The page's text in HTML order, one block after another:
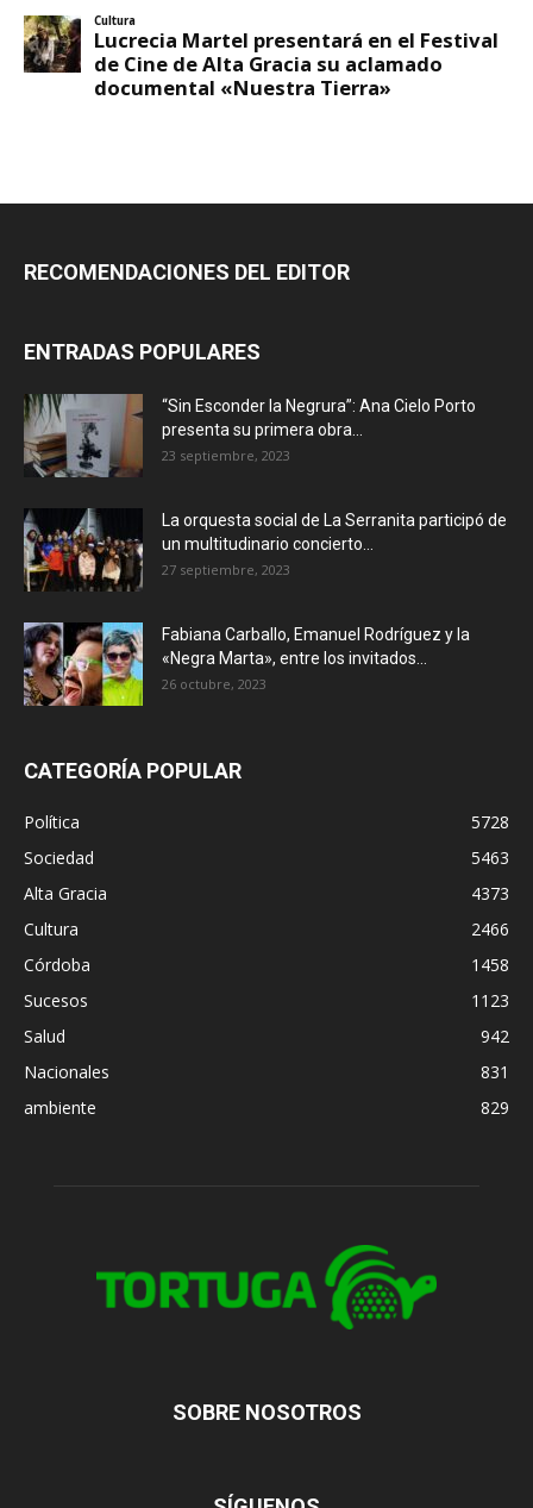
RECOMENDACIONES DEL EDITOR
ENTRADAS POPULARES
“Sin Esconder la Negrura”: Ana Cielo Porto
presenta su primera obra...
23 septiembre, 2023
La orquesta social de La Serranita participó de
un multitudinario concierto...
27 septiembre, 2023
Fabiana Carballo, Emanuel Rodríguez y la
«Negra Marta», entre los invitados...
26 octubre, 2023
CATEGORÍA POPULAR
Política
5728
Sociedad
5463
Alta Gracia
4373
Cultura
2466
Córdoba
1458
Sucesos
1123
Salud
942
Nacionales
831
ambiente
829
SOBRE NOSOTROS